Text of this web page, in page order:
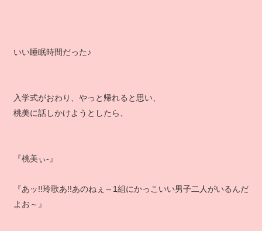
いい睡眠時間だった♪
入学式がおわり、やっと帰れると思い、
桃美に話しかけようとしたら、
『桃美ぃ‐』
『あッ!!玲歌あ!!あのねぇ～1組にかっこいい男子二人がいるんだ
よお～』